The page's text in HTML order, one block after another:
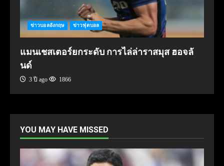
ข่าวบอลอังกฤษ ข่าวฟุตบอล
แมนเชสเตอร์ยกระดับ การไล่ล่าราสมุส ฮอจลั
นด์
3 ปี ago 1866
YOU MAY HAVE MISSED